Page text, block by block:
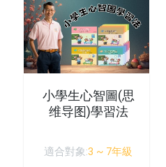
小學生心智圖(思
维导图)學習法
適合對象:3 ~ 7年級